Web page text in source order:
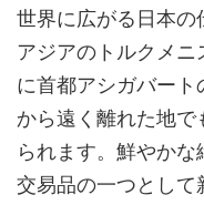
世界に広がる日本の
アジアのトルクメ
に首都アシガバー
から遠く離れた地
られます。鮮やか
交易品の一つとし